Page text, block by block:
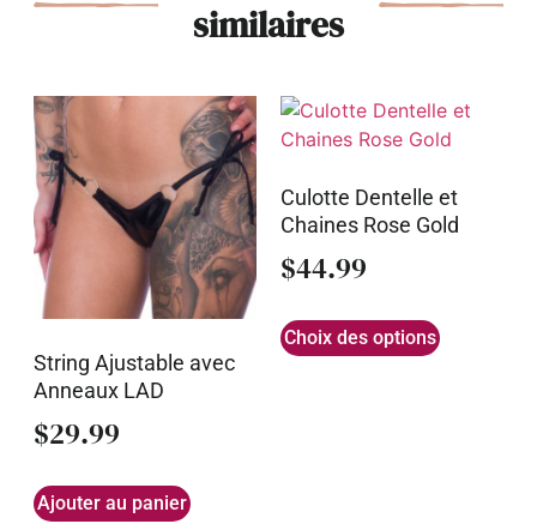
similaires
String Ajustable avec
Anneaux LAD
$29.99
Ajouter au panier
Culotte Dentelle et
Chaines Rose Gold
$44.99
Choix des options